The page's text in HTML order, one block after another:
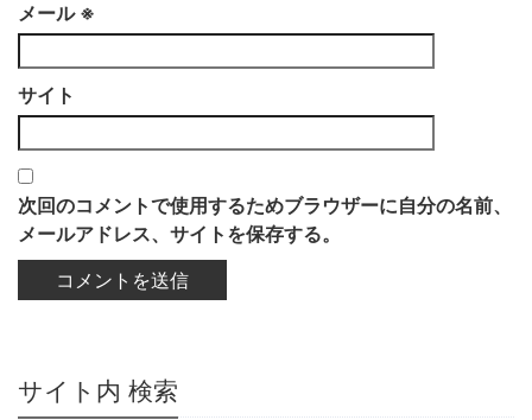
メール ※
サイト
次回のコメントで使用するためブラウザーに自分の名前、
メールアドレス、サイトを保存する。
サイト内 検索